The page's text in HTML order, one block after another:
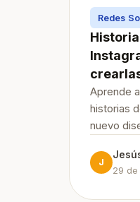
Redes
Aprende
historias
nuevo
J
29 de